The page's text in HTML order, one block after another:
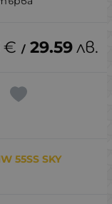
€ / 29.59лв.
55SS SKY